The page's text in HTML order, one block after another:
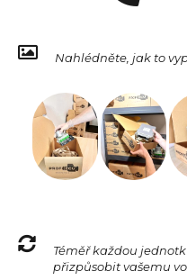
Nahlédněte, jak to
Téměř každou
přizpůsobit vašemu